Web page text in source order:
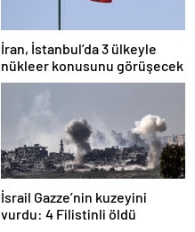
İran, İstanbul’da 3 ülkeyle
nükleer konusunu görüşecek
İsrail Gazze’nin kuzeyini
vurdu: 4 Filistinli öldü